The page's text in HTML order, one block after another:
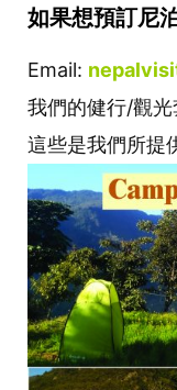
如果想預訂尼
Email:
我們的健行/觀
這些是我們所提